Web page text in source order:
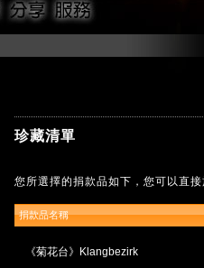
珍藏清單
您所選擇的捐款品如下，您可以直
捐款品名稱
《菊花台》Klangbezirk